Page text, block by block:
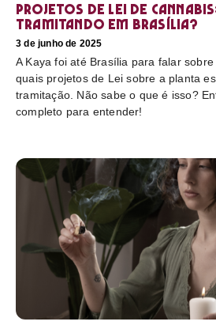
Projetos de Lei de
tramitando em Brasília?
3 de junho de 2025
A Kaya foi até Brasília para falar
quais projetos de Lei sobre a planta
tramitação. Não sabe o que é isso?
completo para entender!